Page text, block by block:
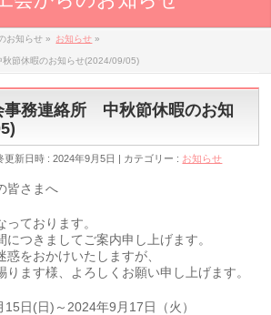
お知らせ » お知らせ »
節休暇のお知らせ(2024/09/05)
事務連絡所 中秋節休暇のお知
更新日時 : 2024年9月5日 カテゴリー : お知らせ
皆さまへ
ております。
つきましてご案内申し上げます。
をおかけいたしますが、
ります様、よろしくお願い申し上げます。
日(日)～2024年9月17日（火）